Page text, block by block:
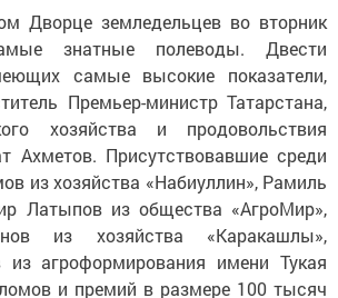
Дворце земледельцев во вторник
знатные полеводы. Двести
самые высокие показатели,
Премьер-министр Татарстана,
хозяйства и продовольствия
Ахметов. Присутствовавшие среди
из хозяйства «Набиуллин», Рамиль
Латыпов из общества «АгроМир»,
из хозяйства «Каракашлы»,
агроформирования имени Тукая
и премий в размере 100 тысяч